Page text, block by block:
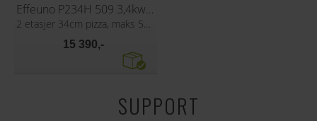
Effeuno P234H 509 3,4kw Pizzaovn
2 etasjer 34cm pizza, maks 509°C
15 390,-
SUPPORT